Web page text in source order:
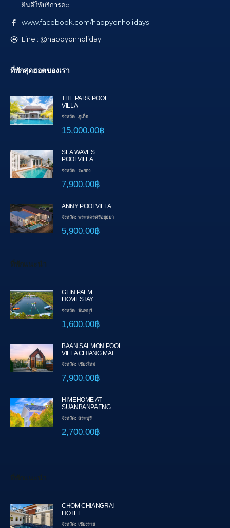
ยินดีให้บริการค่ะ
www.facebook.com/happyonholidays
Line : @happyonholiday
ที่พักสุดฮอตของเรา
THE PARK POOL
VILLA
จังหวัด: ภูเก็ต
15,000.00฿
SEA WAVES
POOLVILLA
จังหวัด: ระยอง
7,900.00฿
ANNY POOLVILLA
จังหวัด: พระนครศรีอยุธยา
5,900.00฿
ที่พักแนะนำ
GLIN PALM
HOMESTAY
จังหวัด: จันทบุรี
1,600.00฿
BAAN SALMON POOL
VILLA CHIANG MAI
จังหวัด: เชียงใหม่
7,900.00฿
HIMEHOME AT
SUANBANPAENG
จังหวัด: สระบุรี
2,700.00฿
ที่พักแนะนำ
CHOM CHIANGRAI
HOTEL
จังหวัด: เชียงราย